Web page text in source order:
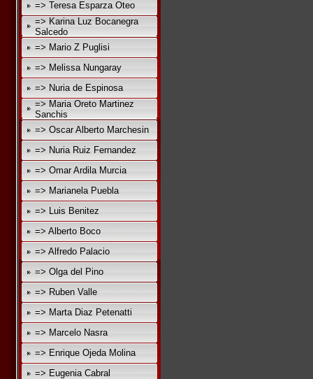
=> Teresa Esparza Oteo
=> Karina Luz Bocanegra
Salcedo
=> Mario Z Puglisi
=> Melissa Nungaray
=> Nuria de Espinosa
=> Maria Oreto Martinez
Sanchis
=> Oscar Alberto Marchesin
=> Nuria Ruiz Fernandez
=> Omar Ardila Murcia
=> Marianela Puebla
=> Luis Benitez
=> Alberto Boco
=> Alfredo Palacio
=> Olga del Pino
=> Ruben Valle
=> Marta Diaz Petenatti
=> Marcelo Nasra
=> Enrique Ojeda Molina
=> Eugenia Cabral